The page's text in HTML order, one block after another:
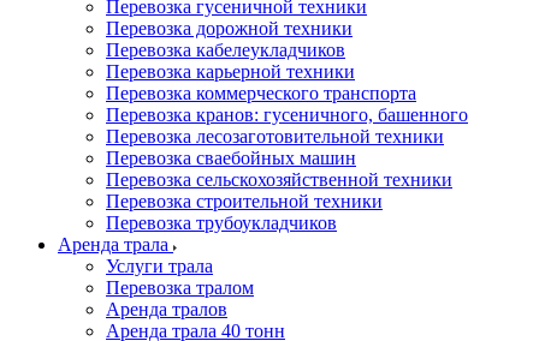
Перевозка гусеничной техники
Перевозка дорожной техники
Перевозка кабелеукладчиков
Перевозка карьерной техники
Перевозка коммерческого транспорта
Перевозка кранов: гусеничного, башенного
Перевозка лесозаготовительной техники
Перевозка сваебойных машин
Перевозка сельскохозяйственной техники
Перевозка строительной техники
Перевозка трубоукладчиков
Аренда трала
Услуги трала
Перевозка тралом
Аренда тралов
Аренда трала 40 тонн